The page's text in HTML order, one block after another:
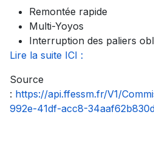
Remontée rapide
Multi-Yoyos
Interruption des paliers
Lire la suite ICI :
Source
: https://api.ffessm.fr/V1/
992e-41df-acc8-